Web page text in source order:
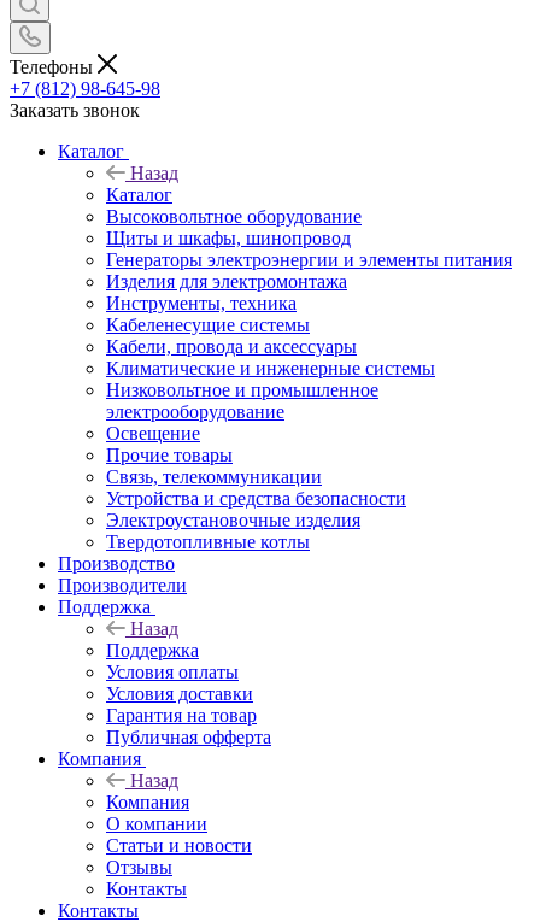
Телефоны
+7 (812) 98-645-98
Заказать звонок
Каталог
Назад
Каталог
Высоковольтное оборудование
Щиты и шкафы, шинопровод
Генераторы электроэнергии и элементы питания
Изделия для электромонтажа
Инструменты, техника
Кабеленесущие системы
Кабели, провода и аксессуары
Климатические и инженерные системы
Низковольтное и промышленное
электрооборудование
Освещение
Прочие товары
Связь, телекоммуникации
Устройства и средства безопасности
Электроустановочные изделия
Твердотопливные котлы
Производство
Производители
Поддержка
Назад
Поддержка
Условия оплаты
Условия доставки
Гарантия на товар
Публичная офферта
Компания
Назад
Компания
О компании
Статьи и новости
Отзывы
Контакты
Контакты